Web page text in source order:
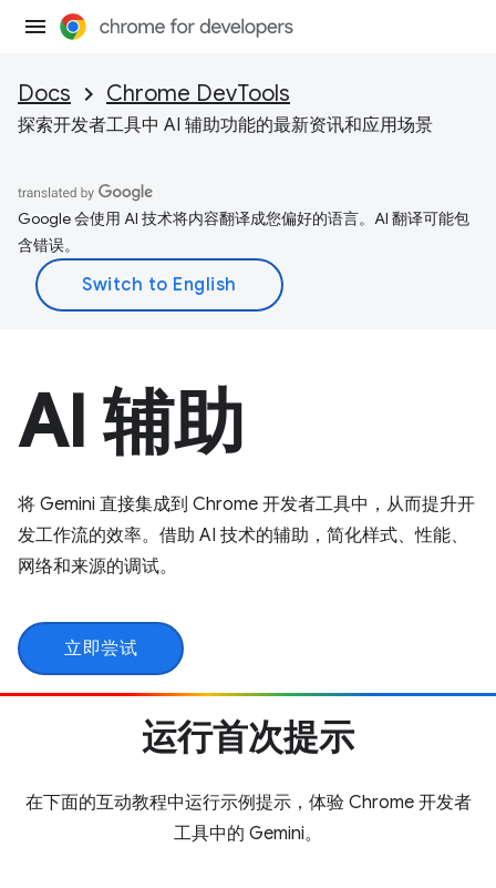
Docs Chrome DevTools
探索开发者工具中 AI 辅助功能的最新资讯和应用场景
Google 会使用 AI 技术将内容翻译成您偏好的语言。AI 翻译可能包
含错误。
AI 辅助
将 Gemini 直接集成到 Chrome 开发者工具中，从而提升开
发工作流的效率。借助 AI 技术的辅助，简化样式、性能、
网络和来源的调试。
立即尝试
运行首次提示
在下面的互动教程中运行示例提示，体验 Chrome 开发者
工具中的 Gemini。